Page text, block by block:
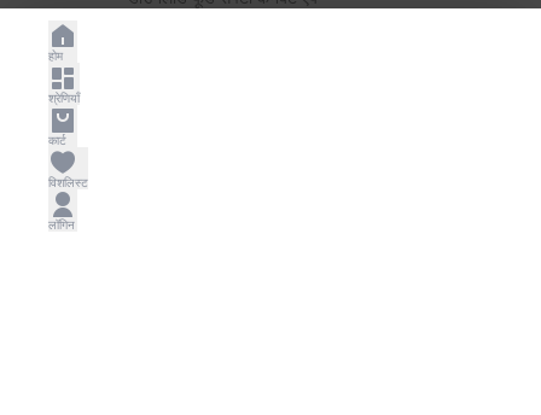
होम
श्रेणियाँ
कार्ट
विशलिस्ट
लॉगिन